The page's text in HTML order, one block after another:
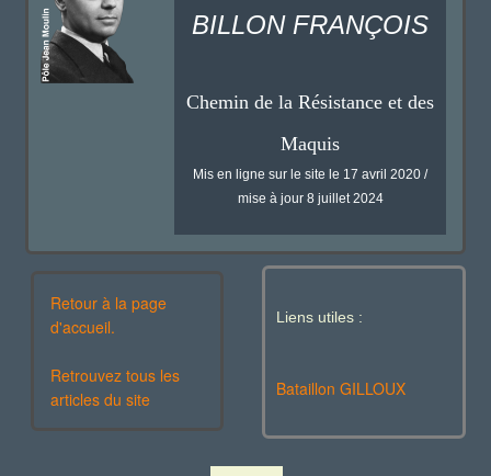
BILLON FRANÇOIS
Chemin de la Résistance et des
Maquis
Mis en ligne sur le site le 17 avril 2020 /
mise à jour 8 juillet 2024
Retour à la page
d'accueil.
Retrouvez tous les
articles du site
Liens utiles :
Bataillon GILLOUX